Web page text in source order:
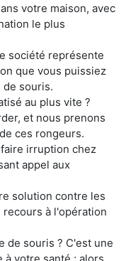
votre maison, avec
le plus
société représente
que vous puissiez
souris.
au plus vite ?
et nous prenons
ces rongeurs.
irruption chez
appel aux
solution contre les
à l'opération
de souris ? C'est une
votre santé ; alors